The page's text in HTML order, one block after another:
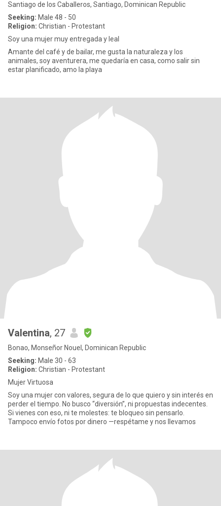
Santiago de los Caballeros, Santiago, Dominican Republic
Seeking: Male 48 - 50
Religion: Christian - Protestant
Soy una mujer muy entregada y leal
Amante del café y de bailar, me gusta la naturaleza y los
animales, soy aventurera, me quedaría en casa, como salir sin
estar planificado, amo la playa
Valentina, 27
Bonao, Monseñor Nouel, Dominican Republic
Seeking: Male 30 - 63
Religion: Christian - Protestant
Mujer Virtuosa
Soy una mujer con valores, segura de lo que quiero y sin interés en
perder el tiempo. No busco “diversión”, ni propuestas indecentes.
Si vienes con eso, ni te molestes: te bloqueo sin pensarlo.
Tampoco envío fotos por dinero —respétame y nos llevamos